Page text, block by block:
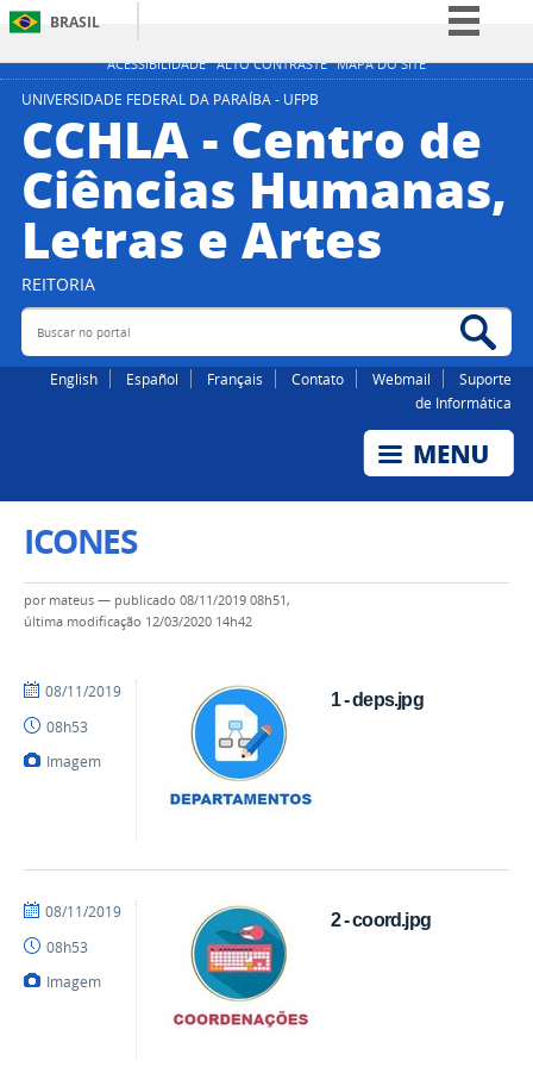
ACESSIBILIDADE ALTO CONTRASTE MAPA DO SITE
BRASIL
Simplifique!
Participe
Legislação
Canais
UNIVERSIDADE FEDERAL DA PARAÍBA - UFPB
CCHLA - Centro de
Ciências Humanas,
Letras e Artes
REITORIA
Buscar no portal
English Español Français Contato Webmail
Suporte
de Informática
ICONES
por mateus — publicado 08/11/2019 08h51,
última modificação 12/03/2020 14h42
1 - deps.jpg
por
publicado
08/11/2019
08h53
Imagem
2 - coord.jpg
por
publicado
08/11/2019
08h53
Imagem